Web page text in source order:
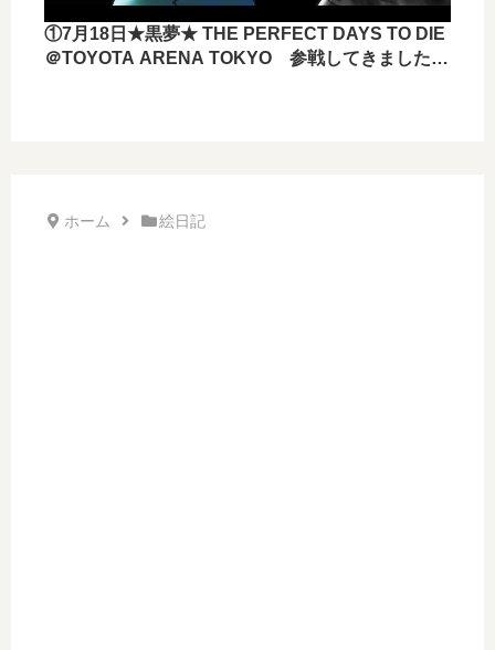
①7月18日★黒夢★ THE PERFECT DAYS TO DIE
＠TOYOTA ARENA TOKYO 参戦してきました
ホーム 絵日記